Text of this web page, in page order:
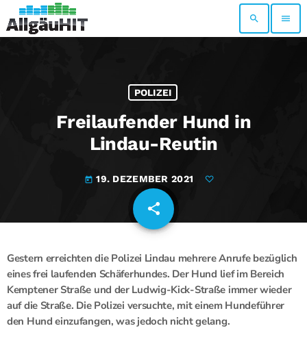
search menu
POLIZEI
Freilaufender Hund in
Lindau-Reutin
today 19. DEZEMBER 2021
share
email
Gestern erreichten die Polizei Lindau mehrere Anrufe bezüglich
eines frei laufenden Schäferhundes. Der Hund lief im Bereich
Kemptener Straße und der Ludwig-Kick-Straße immer wieder
auf die Straße. Die Polizei versuchte, mit einem Hundeführer
den Hund einzufangen, was jedoch nicht gelang.